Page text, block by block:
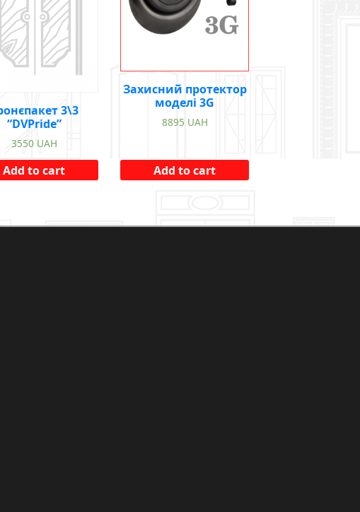
3\3
“DVPride”
3550 UAH
Add to cart
Захисний протектор
моделі 3G
8895 UAH
Add to cart